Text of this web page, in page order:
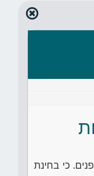
כי בחינת